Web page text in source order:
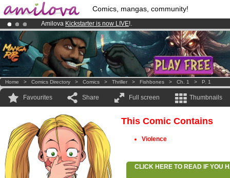
Comics, mangas, community!
Amilova Kickstarter is now LIVE!.
Already 134393membersand 1208comics & mangas!.
Premium membership from3.95 euros per month !Get membership
Home > Comics Directory > Comics > Thriller > Fishbones > Ch. 1 > P. 1
Favourites Share Full screen Thumbnails
This Comic Contains
Violence
CLICK HERE TO READ IF YOU